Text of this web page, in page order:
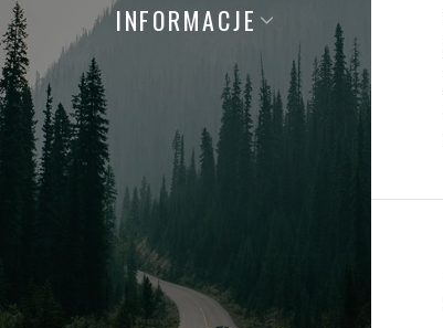
INFORMACJE